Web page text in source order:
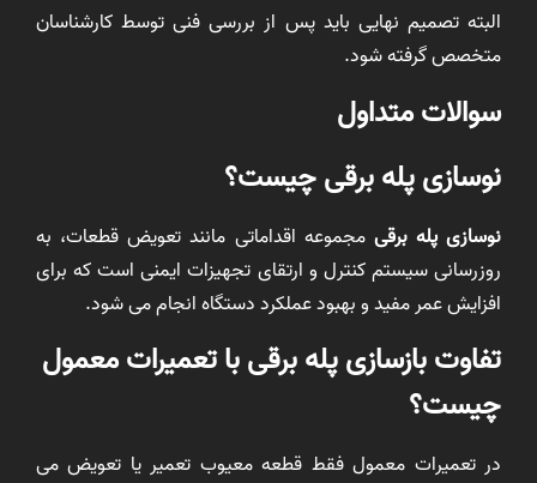
البته تصمیم نهایی باید پس از بررسی فنی توسط کارشناسان
متخصص گرفته شود.
سوالات متداول
نوسازی پله برقی چیست؟
نوسازی پله برقی مجموعه اقداماتی مانند تعویض قطعات، به
روزرسانی سیستم کنترل و ارتقای تجهیزات ایمنی است که برای
افزایش عمر مفید و بهبود عملکرد دستگاه انجام می شود.
تفاوت بازسازی پله برقی با تعمیرات معمول
چیست؟
در تعمیرات معمول فقط قطعه معیوب تعمیر یا تعویض می